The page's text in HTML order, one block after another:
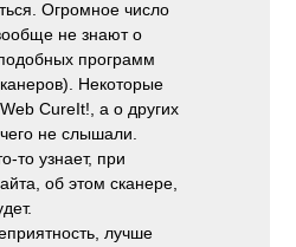
Огромное число
не знают о
программ
Некоторые
CureIt!, а о других
не слышали.
то узнает, при
об этом сканере,
лучше